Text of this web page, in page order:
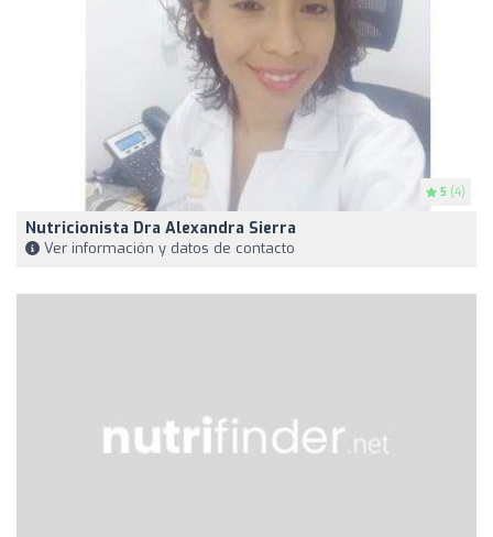
5 (4)
Nutricionista Dra Alexandra Sierra
Ver información y datos de contacto